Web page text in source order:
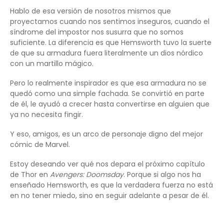
Hablo de esa versión de nosotros mismos que
proyectamos cuando nos sentimos inseguros, cuando el
síndrome del impostor nos susurra que no somos
suficiente. La diferencia es que Hemsworth tuvo la suerte
de que su armadura fuera literalmente un dios nórdico
con un martillo mágico.
Pero lo realmente inspirador es que esa armadura no se
quedó como una simple fachada. Se convirtió en parte
de él, le ayudó a crecer hasta convertirse en alguien que
ya no necesita fingir.
Y eso, amigos, es un arco de personaje digno del mejor
cómic de Marvel.
Estoy deseando ver qué nos depara el próximo capítulo
de Thor en Avengers: Doomsday. Porque si algo nos ha
enseñado Hemsworth, es que la verdadera fuerza no está
en no tener miedo, sino en seguir adelante a pesar de él.